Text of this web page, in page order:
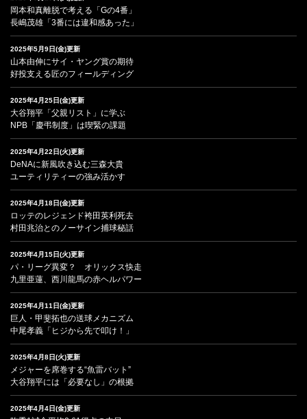
岡本和真離脱で考える「Gの4番」
長嶋茂雄「3番には違和感あった」
2025年5月9日(金)更新
山本由伸にサイ・ヤング賞の期待
好投支える匠のフィールディング
2025年4月25日(金)更新
大谷翔平「父親リスト」に学ぶ
NPB「慶弔制度」は喫緊の課題
2025年4月22日(火)更新
DeNAに新風吹き込む三森大貴
ユーティリティーの強み活かす
2025年4月18日(金)更新
ロッテのレジェンド袴田英利死去
村田兆治とのノーサイン捕球秘話
2025年4月15日(火)更新
パ・リーグ異変？ オリックス快走
九里亜蓮、西川龍馬の赤ヘルパワー
2025年4月11日(金)更新
巨人・甲斐拓也の送球メカニズム
中尾孝義「ヒジから先で叩け！」
2025年4月8日(火)更新
メジャーを席巻する“魚雷バット”
大谷翔平には「必要なし」の根拠
2025年4月4日(金)更新